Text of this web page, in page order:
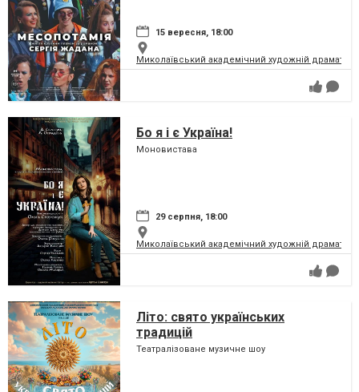
15 вересня, 18:00
Миколаївський академічний художній
Бо я і є Україна!
Моновистава
29 серпня, 18:00
Миколаївський академічний художній
Літо: свято українських
традицій
Театралізоване музичне шоу